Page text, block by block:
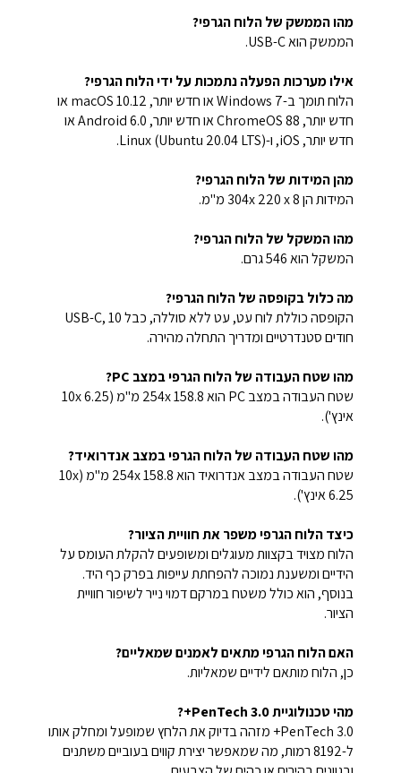
מהו הממשק של הלוח הגרפי?
הממשק הוא USB-C.
אילו מערכות הפעלה נתמכות על ידי הלוח הגרפי?
הלוח תומך ב-Windows 7 או חדש יותר, macOS 10.12 או
חדש יותר, ChromeOS 88 או חדש יותר, Android 6.0 או
חדש יותר, iOS, ו-Linux (Ubuntu 20.04 LTS).
מהן המידות של הלוח הגרפי?
המידות הן 304x 220 x 8 מ"מ.
מהו המשקל של הלוח הגרפי?
המשקל הוא 546 גרם.
מה כלול בקופסה של הלוח הגרפי?
הקופסה כוללת לוח עט, עט ללא סוללה, כבל USB-C, 10
חודים סטנדרטיים ומדריך התחלה מהירה.
מהו שטח העבודה של הלוח הגרפי במצב PC?
שטח העבודה במצב PC הוא 254x 158.8 מ"מ (10x 6.25
אינץ').
מהו שטח העבודה של הלוח הגרפי במצב אנדרואיד?
שטח העבודה במצב אנדרואיד הוא 254x 158.8 מ"מ (10x
6.25 אינץ').
כיצד הלוח הגרפי משפר את חוויית הציור?
הלוח מצויד בקצוות מעוגלים ומשופעים להקלת העומס על
הידיים ומשענת נמוכה להפחתת עייפות בפרק כף היד.
בנוסף, הוא כולל משטח במרקם דמוי נייר לשיפור חוויית
הציור.
האם הלוח הגרפי מתאים לאמנים שמאליים?
כן, הלוח מותאם לידיים שמאליות.
מהי טכנולוגיית PenTech 3.0+?
PenTech 3.0+ מזהה בדיוק את הלחץ שמופעל ומחלק אותו
ל-8192 רמות, מה שמאפשר יצירת קווים בעוביים משתנים